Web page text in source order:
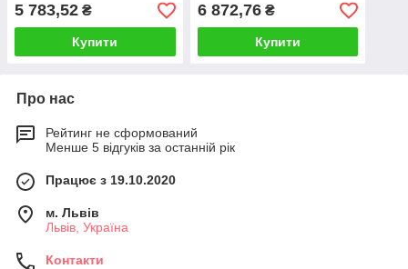
5 783,52 ₴
Купити
6 872,76₴
Купити
Про нас
Рейтинг не сформований
Менше 5 відгуків за останній рік
Працює з 19.10.2020
м. Львів
Львів, Україна
Контакти